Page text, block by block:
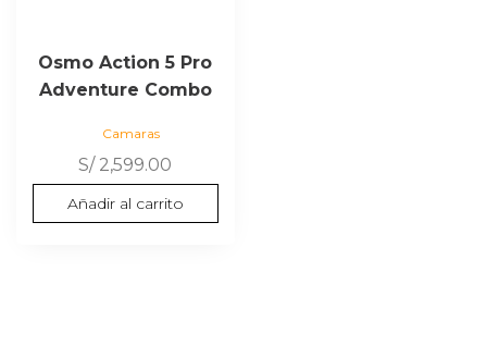
Osmo Action 5 Pro
Adventure Combo
Camaras
S/2,599.00
Añadir al carrito